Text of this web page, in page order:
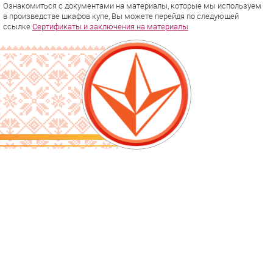
Ознакомиться с документами на материалы, которые мы используем
в произведстве шкафов купе, Вы можете перейдя по следующей
ссылкеСертификаты и заключения на материалы